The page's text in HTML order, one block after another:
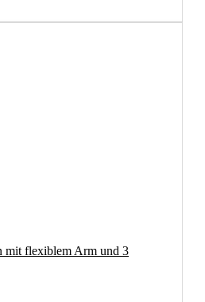
mit flexiblem Arm und 3